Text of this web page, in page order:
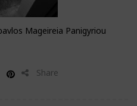
Mageireia Panigyriou
Share